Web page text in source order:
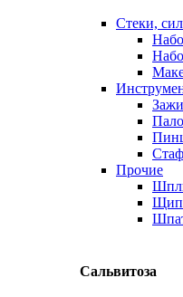
Стеки,
Прочие
Сальвитоза